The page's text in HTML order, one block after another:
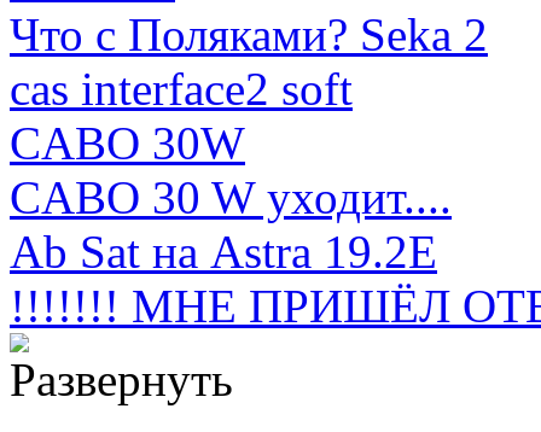
Что с Поляками? Seka 2
cas interface2 soft
CABO 30W
CABO 30 W уходит....
Ab Sat на Astra 19.2E
!!!!!!! МНЕ ПРИШЁЛ